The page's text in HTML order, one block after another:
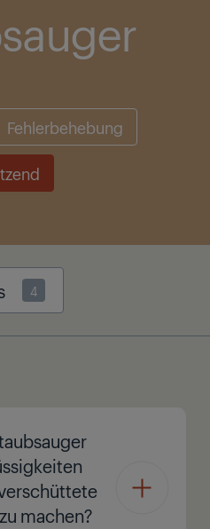
Fehlerbehebung
4
machen?